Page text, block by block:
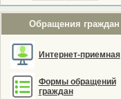
Обращения граждан
Интернет-приемная
Формы обращений
граждан